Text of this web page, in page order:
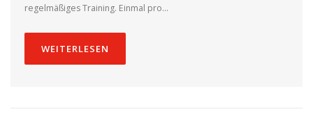
regelmäßiges Training. Einmal pro…
WEITERLESEN